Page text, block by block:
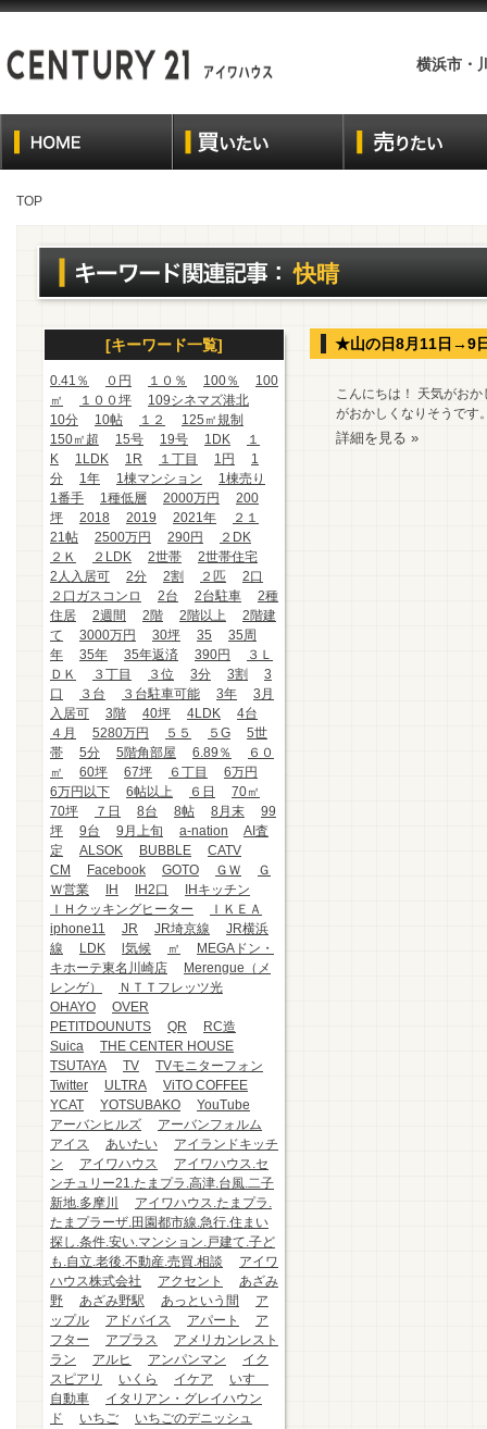
横浜市・
TOP
快晴
[キーワード一覧]
0.41％ ０円 １０％ 100％
100
㎡
１００坪
109シネマズ港北
10分
10帖 １２
125㎡規制
150㎡超
15号 19号 1DK
１
K
1LDK 1R １丁目 1円
1
分
1年 1棟マンション
1棟売り
1番手
1種低層 2000万円
200
坪
2018 2019 2021年
２１
21帖
2500万円 290円
２DK
２Ｋ
２LDK 2世帯
2世帯住宅
2人入居可
2分 2割 ２匹
2口
２口ガスコンロ
2台 2台駐車
2種
住居
2週間 2階 2階以上
2階建
て
3000万円 30坪 35
35周
年
35年 35年返済 390円
３Ｌ
ＤＫ
３丁目 ３位 3分 3割
3
口
３台 ３台駐車可能 3年
3月
入居可
3階 40坪 4LDK
4台
４月
5280万円 ５５ ５G
5世
帯
5分 5階角部屋 6.89％
６０
㎡
60坪 67坪 ６丁目
6万円
6万円以下
6帖以上 ６日
70㎡
70坪
７日 8台 8帖 8月末
99
坪
9台 9月上旬 a-nation
AI査
定
ALSOK BUBBLE
CATV
CM
Facebook GOTO ＧＷ
Ｇ
Ｗ営業
IH IH2口
IHキッチン
ＩＨクッキングヒーター
ＩＫＥＡ
iphone11
JR JR埼京線
JR横浜
線
LDK l気候 ㎡
MEGAドン・
キホーテ東名川崎店
Merengue（メ
レンゲ）
ＮＴＴフレッツ光
OHAYO
OVER
PETITDOUNUTS
QR
RC造
Suica
THE CENTER HOUSE
TSUTAYA
TV
TVモニターフォン
Twitter
ULTRA
ViTO COFFEE
YCAT
YOTSUBAKO
YouTube
アーバンヒルズ
アーバンフォルム
アイス
あいたい
アイランドキッチ
ン
アイワハウス
アイワハウス.セ
ンチュリー21.たまプラ.高津.台風.二子
新地.多摩川
アイワハウス.たまプラ.
たまプラーザ.田園都市線.急行.住まい
探し.条件.安い.マンション.戸建て.子ど
も.自立.老後.不動産.売買.相談
アイワ
ハウス株式会社
アクセント
あざみ
野
あざみ野駅 あっという間
ア
ップル
アドバイス アパート
ア
フター
アプラス
アメリカンレスト
ラン
アルヒ アンパンマン
イク
スピアリ
いくら イケア
いすゞ
自動車
イタリアン・グレイハウン
ド
いちご
いちごのデニッシュ
★山の日8月11日→9
こんにちは！ 天気がお
がおかしくなりそうで
詳細を見る »